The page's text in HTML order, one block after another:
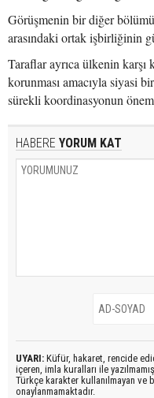
Görüşmenin bir diğer
arasındaki ortak işbirliğinin
Taraflar ayrıca ülkenin karşı
korunması amacıyla siyasi
sürekli koordinasyonun
HABERE YORUM KAT
UYARI: Küfür, hakaret, rencide
içeren, imla kuralları ile
Türkçe karakter kullanılmayan ve
onaylanmamaktadır.